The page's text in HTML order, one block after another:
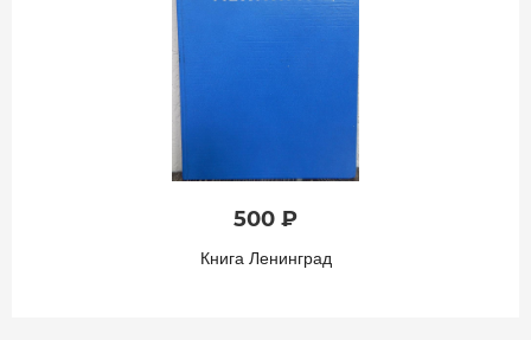
500 ₽
Книга Ленинград